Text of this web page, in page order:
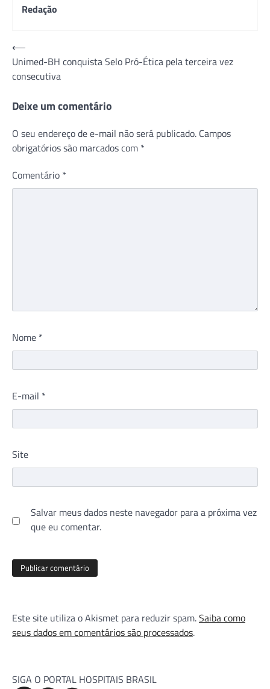
Redação
Navegação
de
Post
⟵
Unimed-BH conquista Selo Pró-Ética pela terceira vez
consecutiva
Deixe um comentário
O seu endereço de e-mail não será publicado. Campos
obrigatórios são marcados com *
Comentário *
Nome *
E-mail *
Site
Salvar meus dados neste navegador para a próxima vez
que eu comentar.
Este site utiliza o Akismet para reduzir spam.Saiba como
seus dados em comentários são processados.
SIGA O PORTAL HOSPITAIS BRASIL